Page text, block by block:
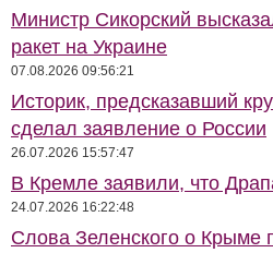
Министр Сикорский
ракет на Украине
07.08.2026 09:56:21
Историк, предсказавший
сделал заявление о России
26.07.2026 15:57:47
В Кремле заявили, что
24.07.2026 16:22:48
Слова Зеленского о Крыме